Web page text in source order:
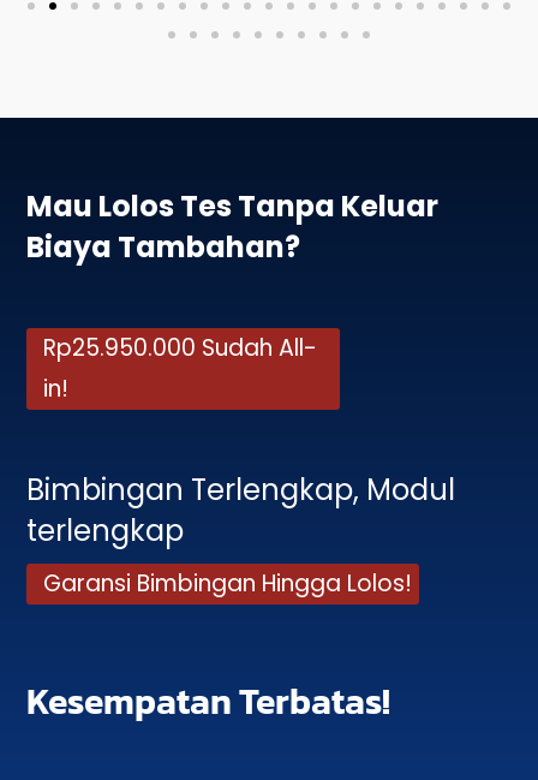
Mau Lolos Tes Tanpa Keluar
Biaya Tambahan?
Rp25.950.000 Sudah All-
in!
Bimbingan Terlengkap, Modul
terlengkap
Garansi Bimbingan Hingga Lolos!
Kesempatan Terbatas!